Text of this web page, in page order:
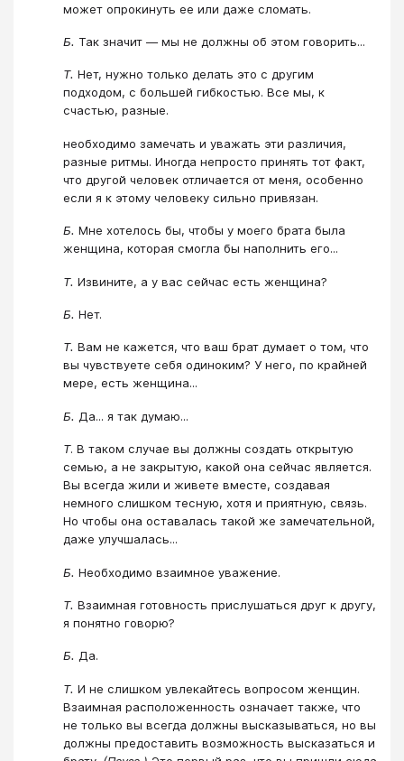
может опрокинуть ее или даже сломать.
Б. Так значит — мы не должны об этом говорить...
Т. Нет, нужно только делать это с другим
подходом, с большей гибкостью. Все мы, к
счастью, разные.
необходимо замечать и уважать эти различия,
разные ритмы. Иногда непросто принять тот факт,
что другой человек отличается от меня, особенно
если я к этому человеку сильно привязан.
Б. Мне хотелось бы, чтобы у моего брата была
женщина, которая смогла бы наполнить его...
Т. Извините, а у вас сейчас есть женщина?
Б. Нет.
Т. Вам не кажется, что ваш брат думает о том, что
вы чувствуете себя одиноким? У него, по крайней
мере, есть женщина...
Б. Да... я так думаю...
Т. В таком случае вы должны создать открытую
семью, а не закрытую, какой она сейчас является.
Вы всегда жили и живете вместе, создавая
немного слишком тесную, хотя и приятную, связь.
Но чтобы она оставалась такой же замечательной,
даже улучшалась...
Б. Необходимо взаимное уважение.
Т. Взаимная готовность прислушаться друг к другу,
я понятно говорю?
Б. Да.
Т. И не слишком увлекайтесь вопросом женщин.
Взаимная расположенность означает также, что
не только вы всегда должны высказываться, но вы
должны предоставить возможность высказаться и